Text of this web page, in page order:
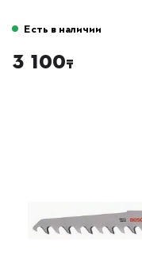
Есть в наличии
3 100₸